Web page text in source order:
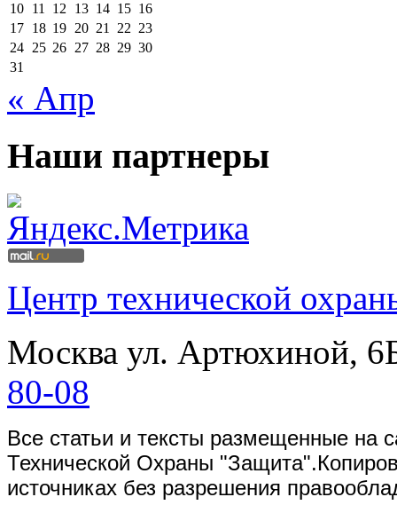
10 11 12 13 14 15 16
17 18 19 20 21 22 23
24 25 26 27 28 29 30
31
« Апр
Наши партнеры
Центр технической
Москва ул. Артюхиной,
80-08
Все статьи и тексты размещенные на
Технической Охраны
источниках без разрешения